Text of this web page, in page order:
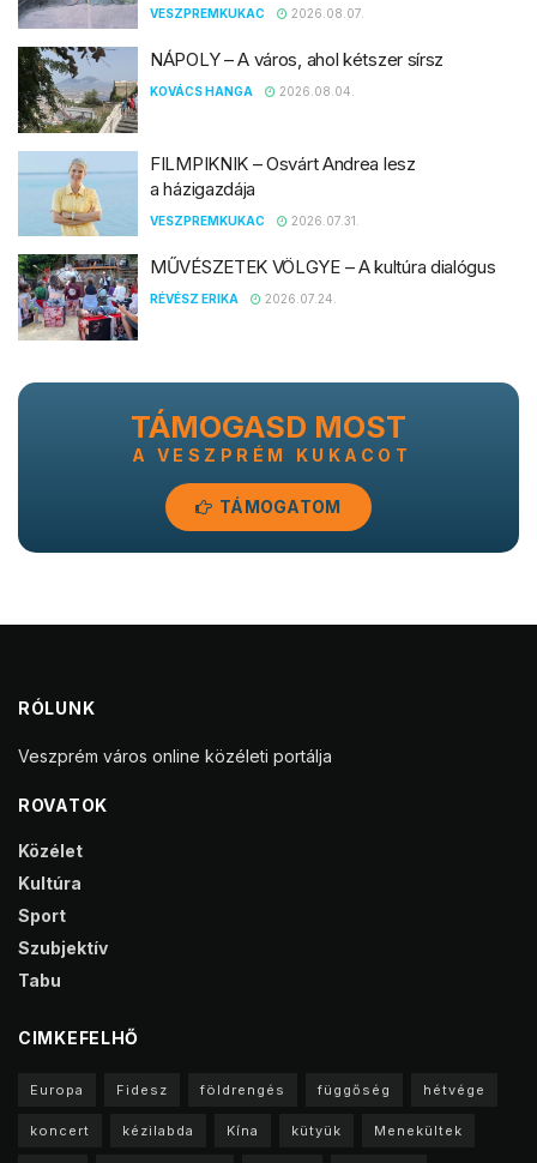
VESZPREMKUKAC 2026.08.07.
NÁPOLY – A város, ahol kétszer sírsz
KOVÁCS HANGA 2026.08.04.
FILMPIKNIK – Osvárt Andrea lesz
a házigazdája
VESZPREMKUKAC 2026.07.31.
MŰVÉSZETEK VÖLGYE – A kultúra dialógus
RÉVÉSZ ERIKA 2026.07.24.
TÁMOGASD MOST
A VESZPRÉM KUKACOT
TÁMOGATOM
RÓLUNK
Veszprém város online közéleti portálja
ROVATOK
Közélet
Kultúra
Sport
Szubjektív
Tabu
CIMKEFELHŐ
Europa Fidesz földrengés függőség hétvége
koncert kézilabda Kína kütyük Menekültek